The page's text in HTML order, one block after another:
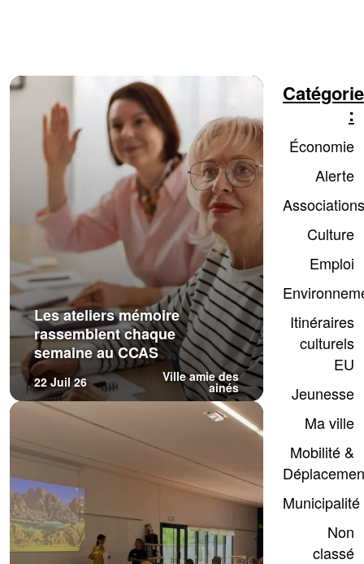
Les ateliers mémoire
rassemblent chaque
semaine au CCAS
22 Juil 26 Ville amie des
ainés
:
Économie
Alerte
Associations
Culture
Emploi
Itinéraires
culturels
EU
Jeunesse
Ma ville
Mobilité &
Municipalité
Non
classé